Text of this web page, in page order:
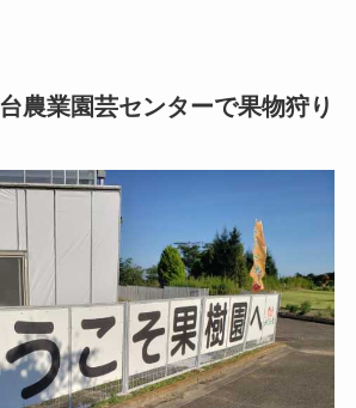
農業園芸センターで果物狩り